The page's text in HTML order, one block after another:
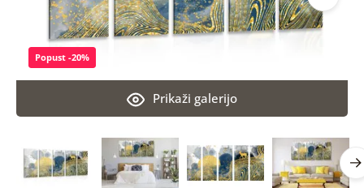
Prikaži galerijo
Popust -20%